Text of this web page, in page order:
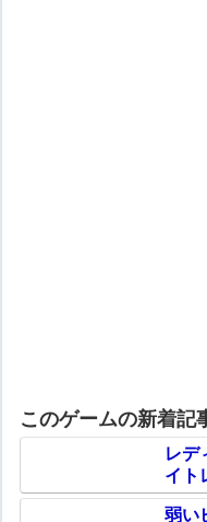
このゲームの新着記
レデ
イト
弱い